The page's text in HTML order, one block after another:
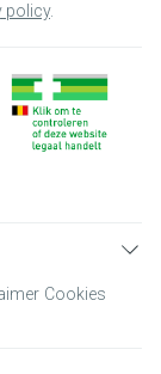
policy.
Cookies